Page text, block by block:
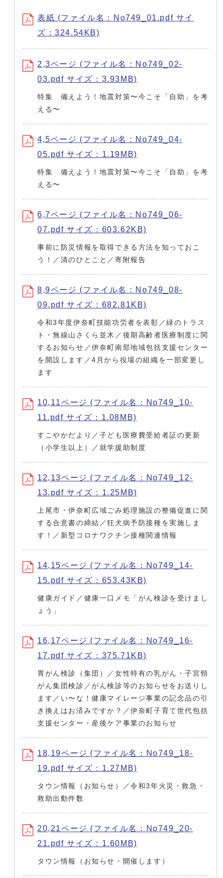
表紙 (ファイル名：No749_01.pdf サイ
ズ：324.54KB)
2,3ページ (ファイル名：No749_02-
03.pdf サイズ：3.93MB)
特集 備えよう！地震対策〜今こそ「自助」を考
える〜
4,5ページ (ファイル名：No749_04-
05.pdf サイズ：1.19MB)
特集 備えよう！地震対策〜今こそ「自助」を考
える〜
6,7ページ (ファイル名：No749_06-
07.pdf サイズ：603.62KB)
事前に防災情報を取得できる方法を知っておこ
う！／清のひとこと／寄附報告
8,9ページ (ファイル名：No749_08-
09.pdf サイズ：682.81KB)
令和3年度伊奈町技能功労者を表彰／緑のトラス
ト・無線山さくら並木／後期高齢者医療制度に関
するお知らせ／伊奈町南部地域包括支援センター
を開設します／4月から役場の組織を一部変更し
ます
10,11ページ (ファイル名：No749_10-
11.pdf サイズ：1.08MB)
すこやかだより／子ども医療費受給者証の更新
（小学生以上）／就学援助制度
12,13ページ (ファイル名：No749_12-
13.pdf サイズ：1.25MB)
上尾市・伊奈町広域ごみ処理施設の整備促進に関
する合意書の締結／狂犬病予防接種を実施しま
す！／新型コロナワクチン接種関連情報
14,15ページ (ファイル名：No749_14-
15.pdf サイズ：653.43KB)
健康ガイド／健康一口メモ「がん検診を受けまし
ょう」
16,17ページ (ファイル名：No749_16-
17.pdf サイズ：375.71KB)
胃がん検診（集団）／女性特有の乳がん・子宮頸
がん集団検診／がん検診等のお知らせをお送りし
ます／い〜な！健康マイレージ事業の記念品の引
き換えはお済みですか？／伊奈町子育て世代包括
支援センター・産後ケア事業のお知らせ
18,19ページ (ファイル名：No749_18-
19.pdf サイズ：1.27MB)
タウン情報（お知らせ）／令和3年火災・救急・
救助出動件数
20,21ページ (ファイル名：No749_20-
21.pdf サイズ：1.60MB)
タウン情報（お知らせ・開催します）